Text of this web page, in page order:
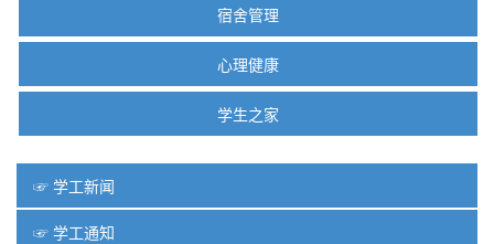
宿舍管理
心理健康
学生之家
☞ 学工新闻
☞ 学工通知